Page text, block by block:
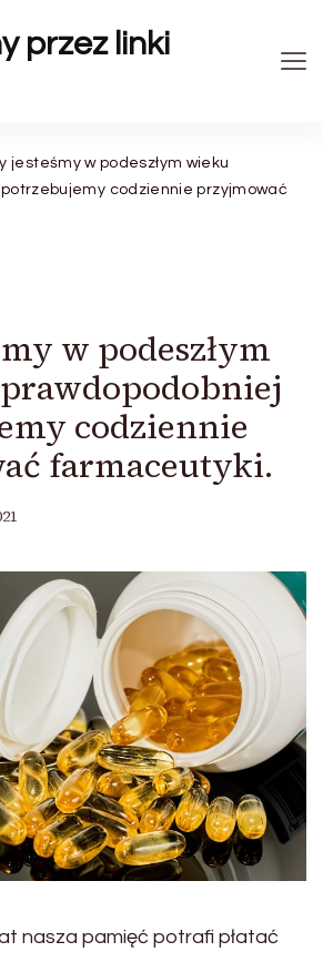
przez linki
jesteśmy w podeszłym wieku
codziennie przyjmować
w podeszłym
codziennie
farmaceutyki.
nasza pamięć potrafi płatać